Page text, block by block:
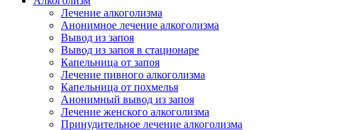
Лечение алкоголизма
Анонимное лечение алкоголизма
Вывод из запоя
Вывод из запоя в стационаре
Капельница от запоя
Лечение пивного алкоголизма
Капельница от похмелья
Анонимный вывод из запоя
Лечение женского алкоголизма
Принудительное лечение алкоголизма